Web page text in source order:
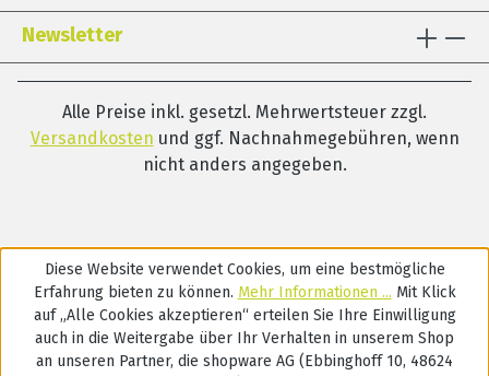
Newsletter
Alle Preise inkl. gesetzl. Mehrwertsteuer zzgl.
Versandkosten und ggf. Nachnahmegebühren, wenn
nicht anders angegeben.
Diese Website verwendet Cookies, um eine bestmögliche
Erfahrung bieten zu können. Mehr Informationen ... Mit Klick
auf „Alle Cookies akzeptieren“ erteilen Sie Ihre Einwilligung
auch in die Weitergabe über Ihr Verhalten in unserem Shop
an unseren Partner, die shopware AG (Ebbinghoff 10, 48624